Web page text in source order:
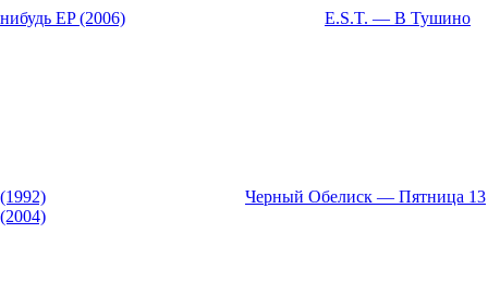
нибудь EP (2006) E.S.T. — В Тушино
(1992)
Черный Обелиск — Пятница 13
(2004)